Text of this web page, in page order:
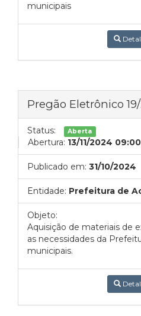
municipais
Pregão Eletrônico
Status: Aberta
Abertura: 13/11/2024 09:00
Publicado em: 31/10/2024
Entidade: Prefeitura de
Objeto:
Aquisição de materiais de
as necessidades da
municipais.